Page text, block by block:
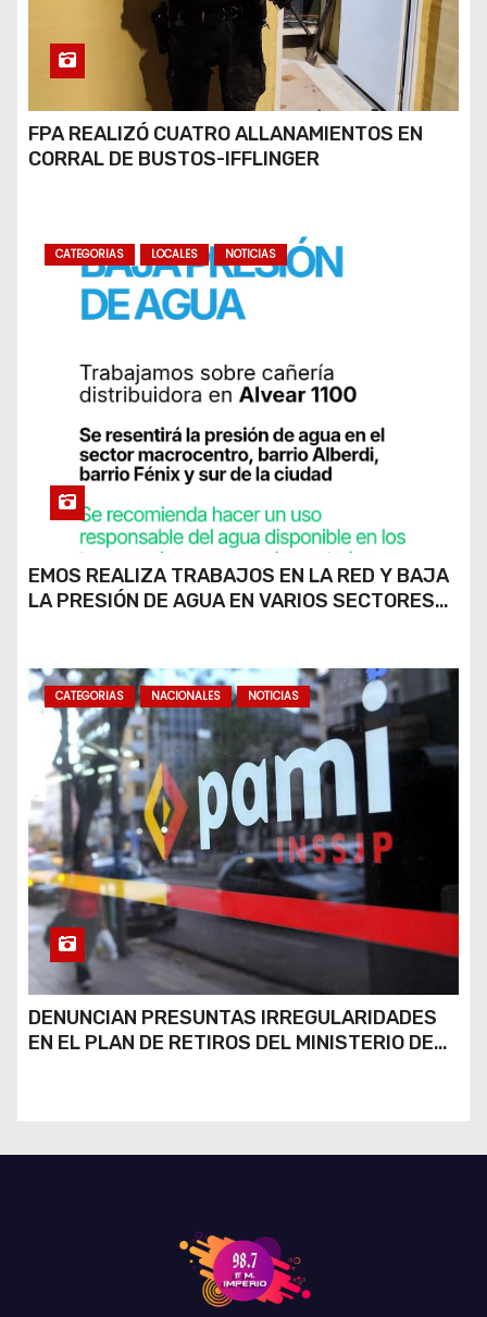
FPA REALIZÓ CUATRO ALLANAMIENTOS EN
CORRAL DE BUSTOS-IFFLINGER
CATEGORIAS LOCALES NOTICIAS
EMOS REALIZA TRABAJOS EN LA RED Y BAJA
LA PRESIÓN DE AGUA EN VARIOS SECTORES
CATEGORIAS NACIONALES NOTICIAS
DENUNCIAN PRESUNTAS IRREGULARIDADES
EN EL PLAN DE RETIROS DEL MINISTERIO DE